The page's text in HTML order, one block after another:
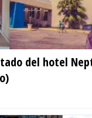
del hotel